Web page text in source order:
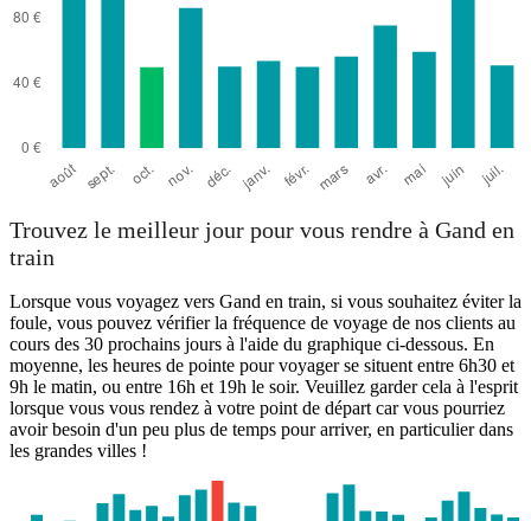
Trouvez le meilleur jour pour vous rendre à Gand en
train
Lorsque vous voyagez vers Gand en train, si vous souhaitez éviter la
foule, vous pouvez vérifier la fréquence de voyage de nos clients au
cours des 30 prochains jours à l'aide du graphique ci-dessous. En
moyenne, les heures de pointe pour voyager se situent entre 6h30 et
9h le matin, ou entre 16h et 19h le soir. Veuillez garder cela à l'esprit
lorsque vous vous rendez à votre point de départ car vous pourriez
avoir besoin d'un peu plus de temps pour arriver, en particulier dans
les grandes villes !